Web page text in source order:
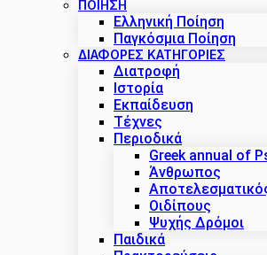
ΠΟΙΗΣΗ
Ελληνική Ποίηση
Παγκόσμια Ποίηση
ΔΙΑΦΟΡΕΣ ΚΑΤΗΓΟΡΙΕΣ
Διατροφή
Ιστορία
Εκπαίδευση
Τέχνες
Περιοδικά
Greek annual of
Άνθρωπος
Οιδίπους
Ψυχής Δρόμοι
Παιδικά